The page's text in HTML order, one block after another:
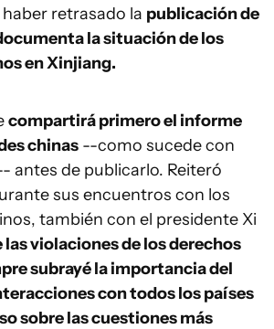
retrasado la publicación de
la situación de los
en Xinjiang.
compartirá primero el informe
chinas --como sucede con
antes de publicarlo. Reiteró
sus encuentros con los
también con el presidente Xi
las violaciones de los derechos
subrayé la importancia del
con todos los países
sobre las cuestiones más